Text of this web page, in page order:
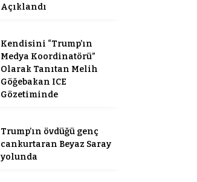
Açıklandı
Kendisini “Trump’ın
Medya Koordinatörü”
Olarak Tanıtan Melih
Göğebakan ICE
Gözetiminde
Trump’ın övdüğü genç
cankurtaran Beyaz Saray
yolunda